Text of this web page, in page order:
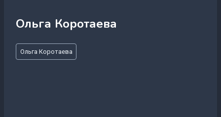
Ольга Коротаева
Метки
записи:
Ольга Коротаева